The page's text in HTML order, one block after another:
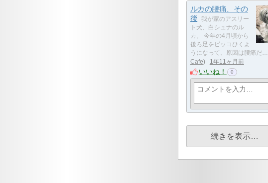
ルカの腰痛、その
後
我が家のアスリー
ト犬、白シュナのル
カ。 今年の4月頃から
後ろ足をビッコひくよ
うになって、原因は腰痛だ…
Cafe
1年11ヶ月前
いいね！ 0
続きを表示…